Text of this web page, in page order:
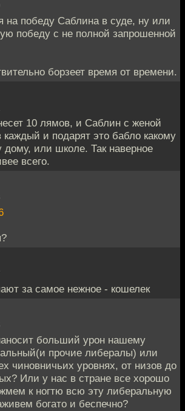
на победу Саблина в суде, ну или
победу с не полной запрошенной
борзеет время от времени.
10 лямов, и Саблин с женой
и подарят это бабло какому
дому, или школе. Так наверное
всего.
за самое нежное - кошелек
больший урон нашему
прочие либералы) или
чиновничьих уровнях, от низов до
Или у нас в стране все хорошо
к ногтю всю эту либеральную
богато и беспечно?